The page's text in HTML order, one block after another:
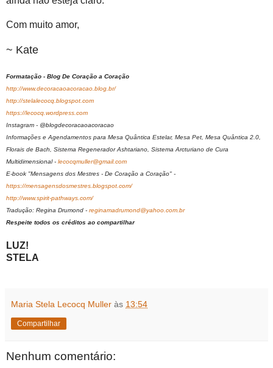
Com muito amor,
~ Kate
Formatação - Blog De Coração a Coração
http://www.decoracaoacoracao.blog.br/
http://stelalecocq.blogspot.com
https://lecocq.wordpress.com
Instagram - @blogdecoracaoacoracao
Informações e Agendamentos para Mesa Quântica Estelar, Mesa Pet, Mesa Quântica 2.0,
Florais de Bach, Sistema Regenerador Ashtariano, Sistema Arcturiano de Cura
Multidimensional - lecocqmuller@gmail.com
E-book "Mensagens dos Mestres - De Coração a Coração" -
https://mensagensdosmestres.blogspot.com/
http://www.spirit-pathways.com/
Tradução: Regina Drumond - reginamadrumond@yahoo.com.br
Respeite todos os créditos ao compartilhar
LUZ!
STELA
Maria Stela Lecocq Muller às 13:54
Compartilhar
Nenhum comentário: